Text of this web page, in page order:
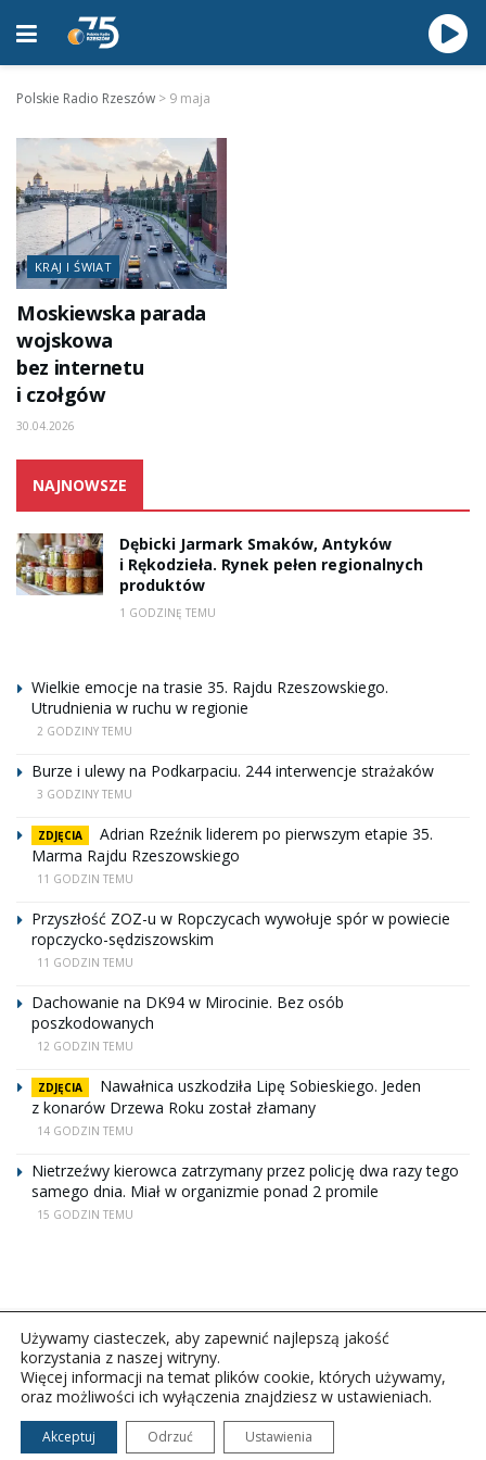
Polskie Radio Rzeszów > 9 maja
KRAJ I ŚWIAT
Moskiewska parada
wojskowa
bez internetu
i czołgów
30.04.2026
NAJNOWSZE
Dębicki Jarmark Smaków, Antyków
i Rękodzieła. Rynek pełen regionalnych
produktów
1 GODZINĘ TEMU
Wielkie emocje na trasie 35. Rajdu Rzeszowskiego.
Utrudnienia w ruchu w regionie
2 GODZINY TEMU
Burze i ulewy na Podkarpaciu. 244 interwencje strażaków
3 GODZINY TEMU
ZDJĘCIA
Adrian Rzeźnik liderem po pierwszym etapie 35.
Marma Rajdu Rzeszowskiego
11 GODZIN TEMU
Przyszłość ZOZ-u w Ropczycach wywołuje spór w powiecie
ropczycko-sędziszowskim
11 GODZIN TEMU
Dachowanie na DK94 w Mirocinie. Bez osób
poszkodowanych
12 GODZIN TEMU
ZDJĘCIA
Nawałnica uszkodziła Lipę Sobieskiego. Jeden
z konarów Drzewa Roku został złamany
14 GODZIN TEMU
Nietrzeźwy kierowca zatrzymany przez policję dwa razy tego
samego dnia. Miał w organizmie ponad 2 promile
15 GODZIN TEMU
Copyright © 2026Polskie Radio Rzeszów S.A. w likwidacj.
Wszelkie prawa zastrzeżone.
Używamy ciasteczek, aby zapewnić najlepszą jakość
korzystania z naszej witryny.
Więcej informacji na temat plików cookie, których używamy,
oraz możliwości ich wyłączenia znajdziesz w ustawieniach.
Akceptuj Odrzuć Ustawienia